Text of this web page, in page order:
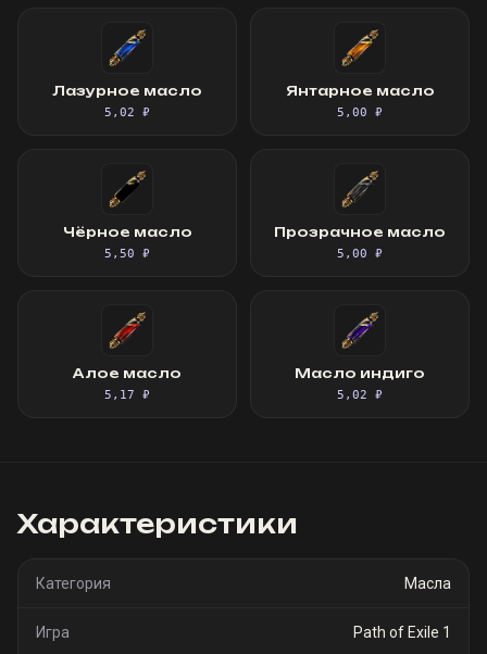
Лазурное масло
5,02 ₽
Янтарное масло
5,00 ₽
Чёрное масло
5,50 ₽
Прозрачное масло
5,00 ₽
Алое масло
5,17 ₽
Масло индиго
5,02 ₽
Характеристики
Категория Масла
Игра Path of Exile 1